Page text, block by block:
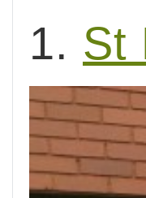
1. St